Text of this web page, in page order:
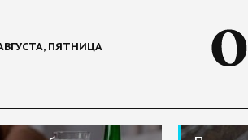
ПЯТНИЦА